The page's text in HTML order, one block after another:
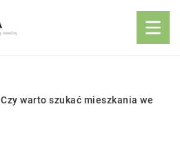
Czy warto szukać mieszkania we